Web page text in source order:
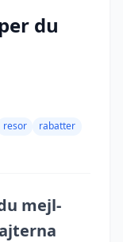
du
resor
rabatter
mejl-